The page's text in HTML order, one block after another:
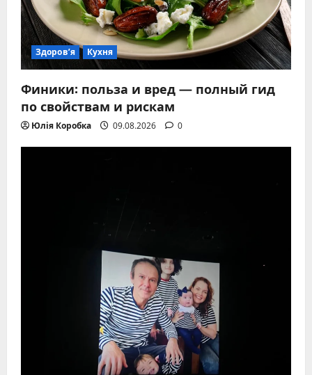
Здоров’я Кухня
Финики: польза и вред — полный гид
по свойствам и рискам
Юлія Коробка 09.08.2026 0